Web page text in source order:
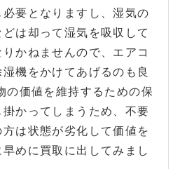
要となりますし、湿気の
は却って湿気を吸収して
かねませんので、エアコ
機をかけてあげるのも良
の価値を維持するための保
かってしまうため、不要
は状態が劣化して価値を
めに買取に出してみまし